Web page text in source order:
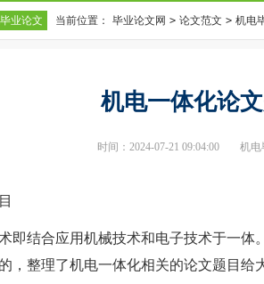
业论文 当前位置： 毕业论文网 > 论文范文 > 机电
机电一体化论文
时间：2024-07-21 09:04:00 机电
结合应用机械技术和电子技术于一体
，整理了机电一体化相关的论文题目给